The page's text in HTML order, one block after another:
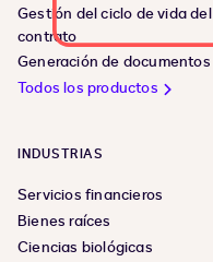
Gestión del ciclo de vida del
contrato
Generación de documentos
Todos los productos
INDUSTRIAS
Servicios financieros
Bienes raíces
Ciencias biológicas